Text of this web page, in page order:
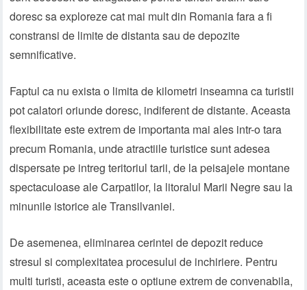
doresc sa exploreze cat mai mult din Romania fara a fi
constransi de limite de distanta sau de depozite
semnificative.
Faptul ca nu exista o limita de kilometri inseamna ca turistii
pot calatori oriunde doresc, indiferent de distante. Aceasta
flexibilitate este extrem de importanta mai ales intr-o tara
precum Romania, unde atractiile turistice sunt adesea
dispersate pe intreg teritoriul tarii, de la peisajele montane
spectaculoase ale Carpatilor, la litoralul Marii Negre sau la
minunile istorice ale Transilvaniei.
De asemenea, eliminarea cerintei de depozit reduce
stresul si complexitatea procesului de inchiriere. Pentru
multi turisti, aceasta este o optiune extrem de convenabila,